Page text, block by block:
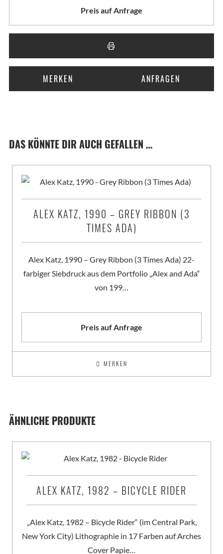
Preis auf Anfrage
MERKEN ANFRAGEN
DAS KÖNNTE DIR AUCH GEFALLEN …
ALEX KATZ, 1990 – GREY RIBBON (3
TIMES ADA)
Alex Katz, 1990 – Grey Ribbon (3 Times Ada) 22-
farbiger Siebdruck aus dem Portfolio „Alex and Ada“
von 199…
Preis auf Anfrage
MERKEN
ÄHNLICHE PRODUKTE
ALEX KATZ, 1982 – BICYCLE RIDER
„Alex Katz, 1982 – Bicycle Rider“ (im Central Park,
New York City) Lithographie in 17 Farben auf Arches
Cover Papie…